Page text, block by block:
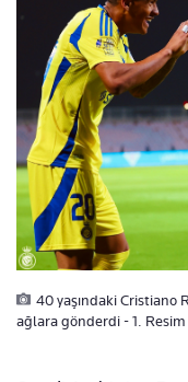
40 yaşındaki Cristiano
ağlara gönderdi - 1. Resim